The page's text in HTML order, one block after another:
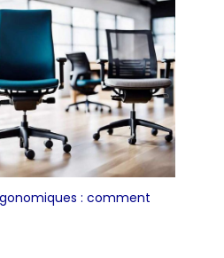
: comment